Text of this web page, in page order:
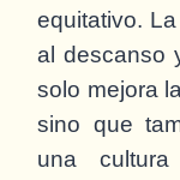
equitativo.
al descanso
solo mejora
sino que
una